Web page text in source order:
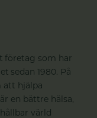
företag som har
sedan 1980. På
att hjälpa
en bättre hälsa,
värld